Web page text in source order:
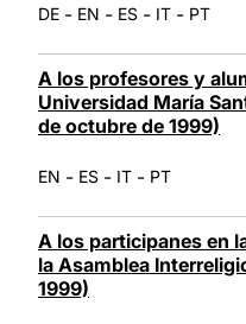
DE - EN - ES - IT - PT
A los profesores y
Universidad María
de octubre de 1999)
EN - ES - IT - PT
A los participanes en
la Asamblea
1999)